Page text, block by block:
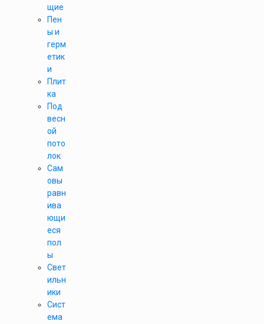
щие
Пен
ы и
герм
етик
и
Плит
ка
Под
весн
ой
пото
лок
Сам
овы
равн
ива
ющи
еся
пол
ы
Свет
ильн
ики
Сист
ема